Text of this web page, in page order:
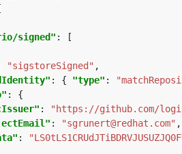
signed"
"sigstoreSigned"
: { "type" :
: "https://github.com/
: "sgrunert@redhat.com"
: